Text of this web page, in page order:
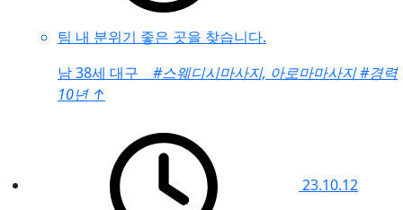
팀 내 분위기 좋은 곳을 찾습니다.
남38세 대구 #스웨디시마사지, 아로마마사지#경력
10년 ↑
23.10.12